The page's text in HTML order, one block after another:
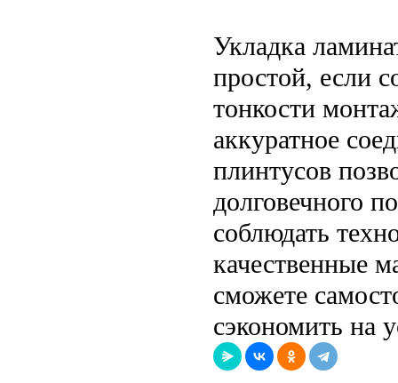
Укладка
простой, если
тонкости
аккуратное
плинтусов
долговечного
соблюдать
качественные
сможете
сэкономить на